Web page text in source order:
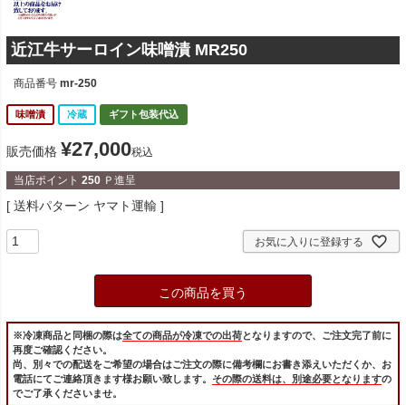
近江牛サーロイン味噌漬 MR250
商品番号 mr-250
味噌漬 冷蔵 ギフト包装代込
販売価格 ¥27,000税込
当店ポイント 250 Ｐ進呈
送料パターン ヤマト運輸
お気に入りに登録する
この商品を買う
※冷凍商品と同梱の際は全ての商品が冷凍での出荷となりますので、ご注文完了前に
再度ご確認ください。
尚、別々での配送をご希望の場合はご注文の際に備考欄にお書き添えいただくか、お
電話にてご連絡頂きます様お願い致します。 その際の送料は、別途必要となりますの
でご了承くださいませ。